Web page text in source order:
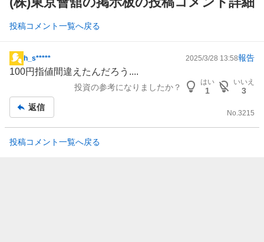
投稿コメント一覧へ戻る
掲
示
事
h_s***** 2025/3/28 13:58報告
100円指値間違えたんだろう....
投資の参考になりましたか？
はい
1
いいえ
3
返信
No.3215
投稿コメント一覧へ戻る